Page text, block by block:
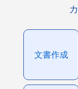
文書作成